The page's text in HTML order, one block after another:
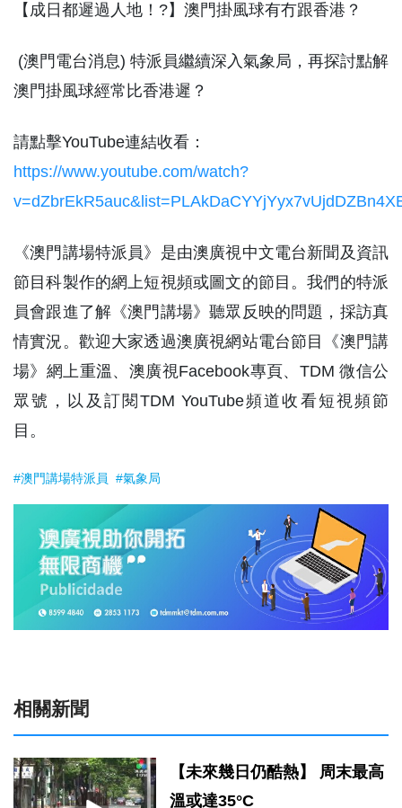
【成日都遲過人地！?】澳門掛風球有冇跟香港？
(澳門電台消息) 特派員繼續深入氣象局，再探討點解
澳門掛風球經常比香港遲？
請點擊YouTube連結收看：
https://www.youtube.com/watch?
《澳門講場特派員》是由澳廣視中文電台新聞及資訊
節目科製作的網上短視頻或圖文的節目。我們的特派
員會跟進了解《澳門講場》聽眾反映的問題，採訪真
情實況。歡迎大家透過澳廣視網站電台節目《澳門講
場》網上重溫、澳廣視Facebook專頁、TDM 微信公
眾號，以及訂閱TDM YouTube頻道收看短視頻節
目。
#澳門講場特派員 #氣象局
相關新聞
【未來幾日仍酷熱】 周末最高
溫或達35°C